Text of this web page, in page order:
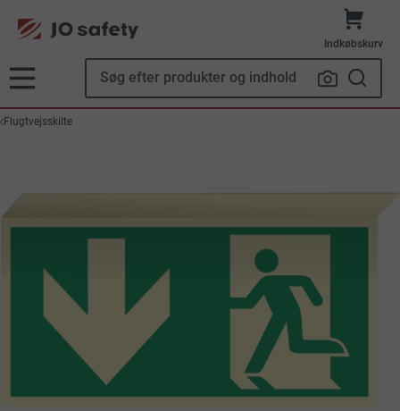
Indkøbskurv
Flugtvejsskilte